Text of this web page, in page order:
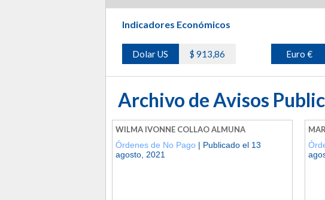
Indicadores Económicos
Dolar US $ 913,86 Euro €
Archivo de Avisos
WILMA IVONNE COLLAO ALMUNA
Órdenes de No Pago | Publicado el 13
agosto, 2021